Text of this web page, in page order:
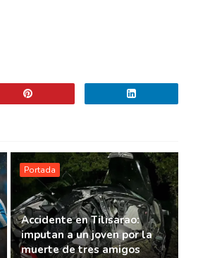
Portada
Accidente en Tilisarao:
imputan a un joven por la
muerte de tres amigos